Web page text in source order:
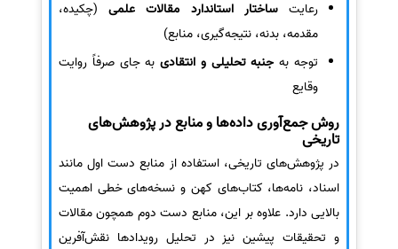
رعایتساختار استاندارد مقالات علمی(چکیده،
مقدمه، بدنه، نتیجه‌گیری، منابع)
توجه به جنبه تحلیلی و انتقادیبه جای صرفاً روایت
وقایع
روش جمع‌آوری داده‌ها و منابع در پژوهش‌های
تاریخی
در پژوهش‌های تاریخی، استفاده از منابع دست اول مانند
اسناد، نامه‌ها، کتاب‌های کهن و نسخه‌های خطی اهمیت
بالایی دارد. علاوه بر این، منابع دست دوم همچون مقالات
و تحقیقات پیشین نیز در تحلیل رویدادها نقش‌آفرین